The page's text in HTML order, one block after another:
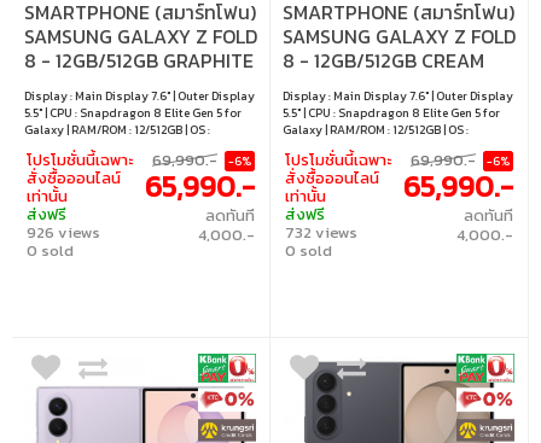
SMARTPHONE (สมาร์ทโฟน)
SAMSUNG GALAXY Z FOLD
8 - 12GB/512GB GRAPHITE
Display : Main Display 7.6" | Outer Display
5.5" | CPU : Snapdragon 8 Elite Gen 5 for
Galaxy | RAM/ROM : 12/512GB | OS :
Android 17
โปรโมชั่นนี้เฉพาะ
สั่งซื้อออนไลน์
เท่านั้น
ส่งฟรี
926 views
0 sold
69,990.- -6%
65,990.-
ลดทันที
4,000.-
SMARTPHONE (สมาร์ทโฟน)
SAMSUNG GALAXY Z FOLD
8 - 12GB/512GB CREAM
Display : Main Display 7.6" | Outer Display
5.5" | CPU : Snapdragon 8 Elite Gen 5 for
Galaxy | RAM/ROM : 12/512GB | OS :
Android 17
โปรโมชั่นนี้เฉพาะ
สั่งซื้อออนไลน์
เท่านั้น
ส่งฟรี
732 views
0 sold
69,990.- -6%
65,990.-
ลดทันที
4,000.-